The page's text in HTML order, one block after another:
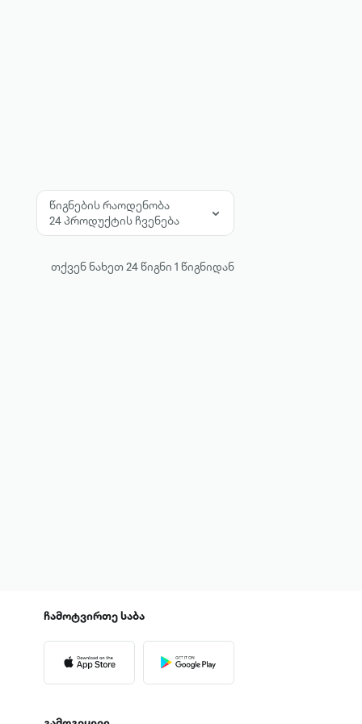
წიგნების რაოდენობა
24 პროდუქტის ჩვენება
თქვენ ნახეთ24წიგნი 1 წიგნიდან
ჩამოტვირთესაბა